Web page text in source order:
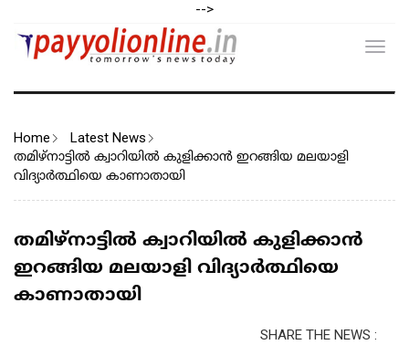
-->
Home Latest News
തമിഴ്‌നാട്ടില്‍ ക്വാറിയില്‍ കുളിക്കാന്‍ ഇറങ്ങിയ മലയാളി
വിദ്യാര്‍ത്ഥിയെ കാണാതായി
തമിഴ്‌നാട്ടില്‍ ക്വാറിയില്‍ കുളിക്കാന്‍
ഇറങ്ങിയ മലയാളി വിദ്യാര്‍ത്ഥിയെ
കാണാതായി
SHARE THE NEWS :